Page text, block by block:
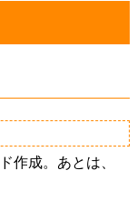
作成。あとは、